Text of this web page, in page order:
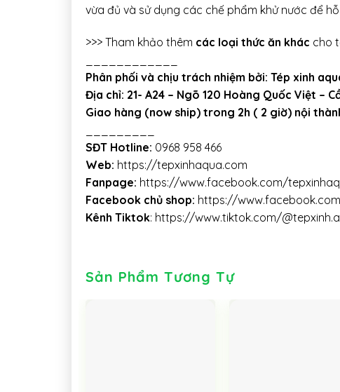
vừa đủ và sử dụng các chế phẩm khử nước để
>>> Tham khảo thêm các loại thức ăn khác cho
Phân phối và chịu trách nhiệm bởi: Tép xinh
Địa chỉ: 21- A24 – Ngõ 120 Hoàng Quốc Việt –
Giao hàng (now ship) trong 2h ( 2 giờ) nội
SĐT Hotline: 0968 958 466
Web: https://tepxinhaqua.com
Fanpage: https://www.facebook.com/
Facebook chủ shop: https://
Kênh Tiktok: https://www.tiktok.com/
Sản Phẩm Tương Tự